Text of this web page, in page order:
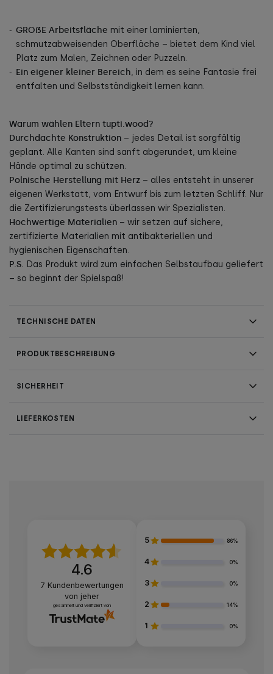
GROẞE Arbeitsfläche mit einer laminierten,
schmutzabweisenden Oberfläche – bietet dem Kind viel
Platz zum Malen, Zeichnen oder Puzzeln.
Ein eigener kleiner Bereich, in dem es seine Fantasie frei
entfalten und Selbstständigkeit lernen kann.
Warum wählen Eltern tupti.wood?
Durchdachte Konstruktion – jedes Detail ist sorgfältig
geplant. Alle Kanten sind sanft abgerundet, um kleine
Hände optimal zu schützen.
Polnische Herstellung mit Herz – alles entsteht in unserer
eigenen Werkstatt, vom Entwurf bis zum letzten Schliff. Nur
die Zertifizierungstests überlassen wir Spezialisten.
Hochwertige Materialien – wir setzen auf sichere,
zertifizierte Materialien mit antibakteriellen und
hygienischen Eigenschaften.
P.S. Das Produkt wird zum einfachen Selbstaufbau geliefert
– so beginnt der Spielspaß!
TECHNISCHE DATEN
PRODUKTBESCHREIBUNG
SICHERHEIT
LIEFERKOSTEN
4.6
7 Kundenbewertungen
von jeher
gesammelt und verifiziert von
5 86%
4 0%
3 0%
2 14%
1 0%